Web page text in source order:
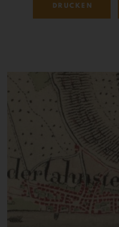
DRUCKEN